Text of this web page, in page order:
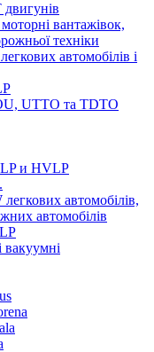
вантажівок,
техніки
автомобілів і
UTTO та TDTO
и HVLP
автомобілів,
автомобілів
вакуумні